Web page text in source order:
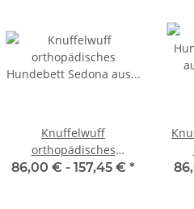
Knuffelwuff
orthopädisches
Hundebett Sedona aus
86,00 € - 157,45 € *